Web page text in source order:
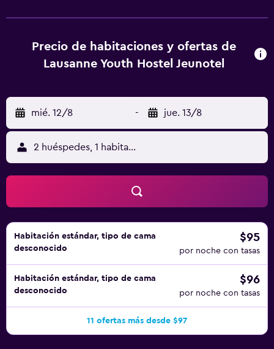
alojamiento (es posible que se aplique un recargo).
Precio de habitaciones y ofertas de
Lausanne Youth Hostel Jeunotel
mié. 12/8 - jue. 13/8
2 huéspedes, 1 habitación
Habitación estándar, tipo de cama
desconocido
$95
por noche con tasas
Habitación estándar, tipo de cama
desconocido
$96
por noche con tasas
11 ofertas más desde $97